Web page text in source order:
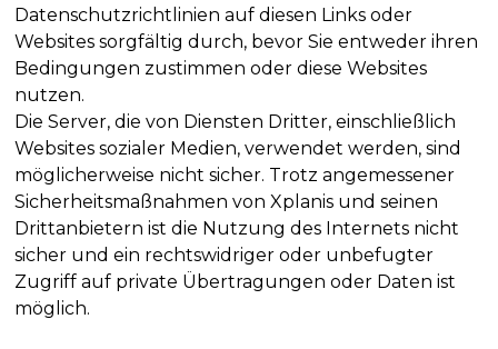
Datenschutzrichtlinien auf diesen Links oder
Websites sorgfältig durch, bevor Sie entweder ihren
Bedingungen zustimmen oder diese Websites
nutzen.
Die Server, die von Diensten Dritter, einschließlich
Websites sozialer Medien, verwendet werden, sind
möglicherweise nicht sicher. Trotz angemessener
Sicherheitsmaßnahmen von Xplanis und seinen
Drittanbietern ist die Nutzung des Internets nicht
sicher und ein rechtswidriger oder unbefugter
Zugriff auf private Übertragungen oder Daten ist
möglich.